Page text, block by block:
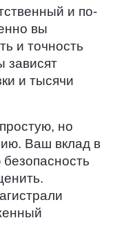
и по-
вы
и точность
зависят
и тысячи
но
Ваш вклад в
безопасность